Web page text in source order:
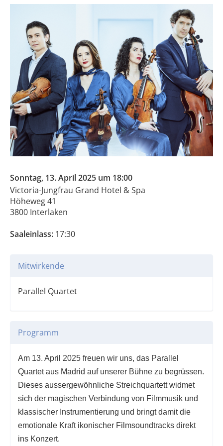
Sonntag, 13. April 2025 um 18:00
Victoria-Jungfrau Grand Hotel & Spa
Höheweg 41
3800 Interlaken
Saaleinlass: 17:30
Mitwirkende
Parallel Quartet
Programm
Am 13. April 2025 freuen wir uns, das Parallel
Quartet aus Madrid auf unserer Bühne zu begrüssen.
Dieses aussergewöhnliche Streichquartett widmet
sich der magischen Verbindung von Filmmusik und
klassischer Instrumentierung und bringt damit die
emotionale Kraft ikonischer Filmsoundtracks direkt
ins Konzert.